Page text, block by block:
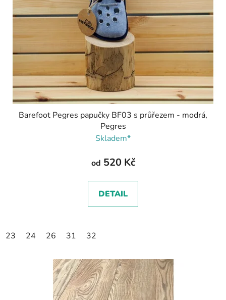
Barefoot Pegres papučky BF03 s průřezem - modrá,
Pegres
Skladem*
od 520 Kč
DETAIL
23 24 26 31 32